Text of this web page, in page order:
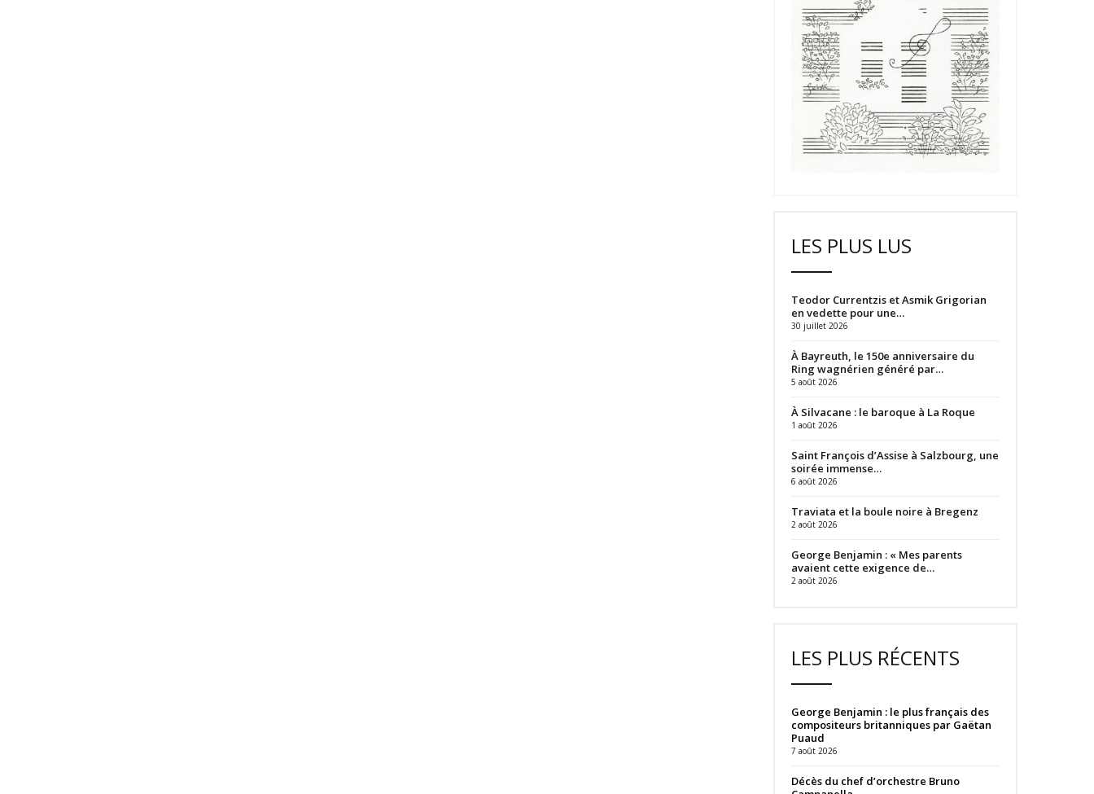
LES PLUS LUS
Teodor Currentzis et Asmik Grigorian
en vedette pour une…
30 juillet 2026
À Bayreuth, le 150e anniversaire du
Ring wagnérien généré par…
5 août 2026
À Silvacane : le baroque à La Roque
1 août 2026
Saint François d’Assise à Salzbourg, une
soirée immense…
6 août 2026
Traviata et la boule noire à Bregenz
2 août 2026
George Benjamin : « Mes parents
avaient cette exigence de…
2 août 2026
LES PLUS RÉCENTS
George Benjamin : le plus français des
compositeurs britanniques par Gaëtan
Puaud
7 août 2026
Décès du chef d’orchestre Bruno